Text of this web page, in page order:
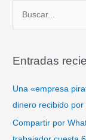
c
Entradas
Una «empresa
dinero recibido
Compartir por